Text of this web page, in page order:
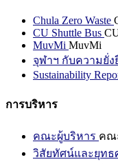
Chula Zero Waste
CU Shuttle Bus
MuvMi MuvMi
จุฬาฯ กับความยั่ง
Sustainability
การบริหาร
คณะผู้บริหาร คณ
วิสัยทัศน์และยุทธ